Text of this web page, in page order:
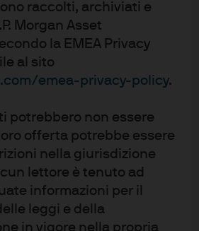
raccolti, archiviati e
Morgan Asset
la EMEA Privacy
al sito
emea-privacy-policy.
potrebbero non essere
offerta potrebbe essere
nella giurisdizione
lettore è tenuto ad
informazioni per il
leggi e della
in vigore nella propria
rese disponibili sono di
del destinatario e non possono
altre persone fisiche o
in alcuna forma senza il
scritto di J.P. Morgan Asset
è il marchio della
di JPMorgan Chase
affiliate a livello mondiale.
dalla legge applicabile,
le telefonate e monitorare le
per ottemperare agli
e alle politiche interne.
raccolti, archiviati ed
Asset Management